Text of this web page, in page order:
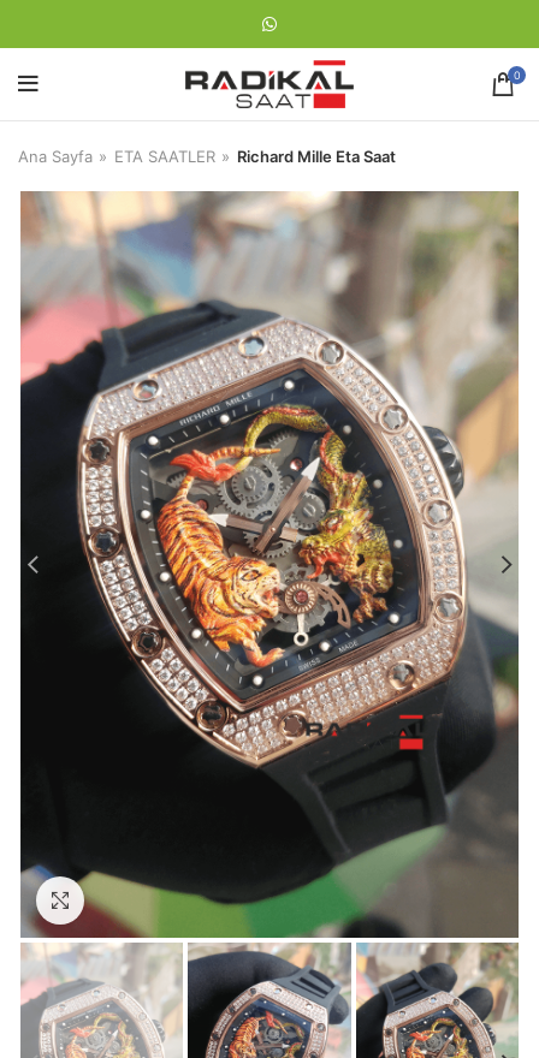
0
Ana Sayfa ETA SAATLER Richard Mille Eta Saat
Görseli Büyütün